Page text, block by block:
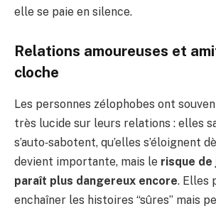
elle se paie en silence.
Relations amoureuses et
cloche
Les personnes zélophobes ont
très lucide sur leurs relations : elles
s’auto‑sabotent, qu’elles s’éloignent
devient importante, mais le risque de
paraît plus dangereux encore. Elles
enchaîner les histoires “sûres” mais